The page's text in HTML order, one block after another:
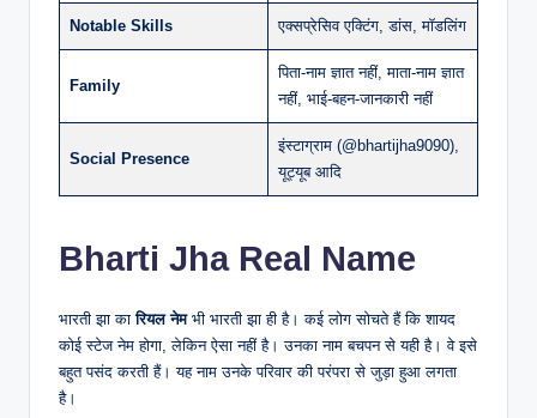
Notable Skills एक्सप्रेसिव एक्टिंग, डांस, मॉडलिंग
Family
पिता-नाम ज्ञात नहीं, माता-नाम ज्ञात
नहीं, भाई-बहन-जानकारी नहीं
Social Presence
इंस्टाग्राम (@bhartijha9090),
यूट्यूब आदि
Bharti Jha Real Name
भारती झा कारियल नेमभी भारती झा ही है। कई लोग सोचते हैं कि शायद
कोई स्टेज नेम होगा, लेकिन ऐसा नहीं है। उनका नाम बचपन से यही है। वे इसे
बहुत पसंद करती हैं। यह नाम उनके परिवार की परंपरा से जुड़ा हुआ लगता
है।